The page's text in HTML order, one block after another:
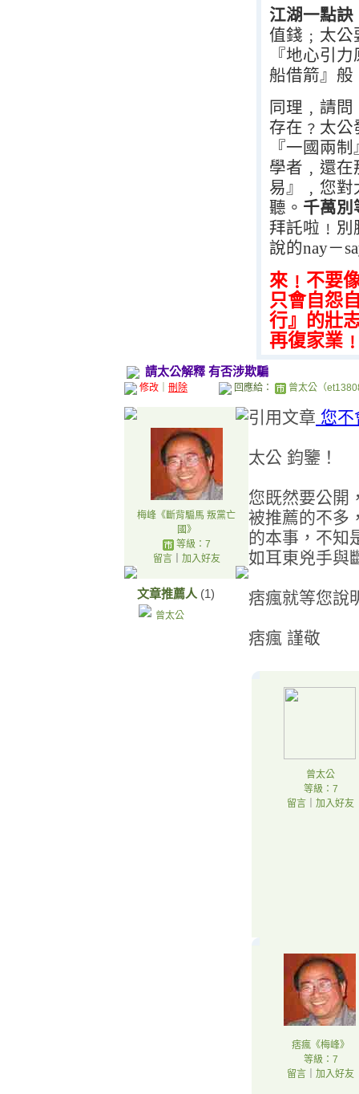
江湖一點訣
值錢﹔太公
『地心引
船借箭』般
同理﹐請
存在﹖太公
『一國兩
學者﹐還
易』﹐您
聽。 千萬別
拜託啦﹗別
說的nay－
來﹗不要
只會自怨
行』的壯
再復家業
請太公解釋 有否涉欺騙
修改 刪除 回應給： 曾太公（
梅峰《斷背騸馬 叛黨亡
國》
等級：7
留言｜ 加入好友
文章推薦人 (1)
曾太公
引用文章 您不
太公 鈞鑒！
您既然要公開
被推薦的不多
的本事，不知
如耳東兇手與
痞瘋就等您說
痞瘋 謹敬
曾太公
等級：7
留言
加入好友
痞瘋《梅峰》
等級：7
留言
加入好友